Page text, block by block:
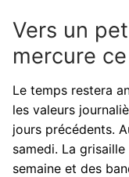
Vers un
mercure
Le temps restera
les valeurs
jours précédents.
samedi. La
semaine et des